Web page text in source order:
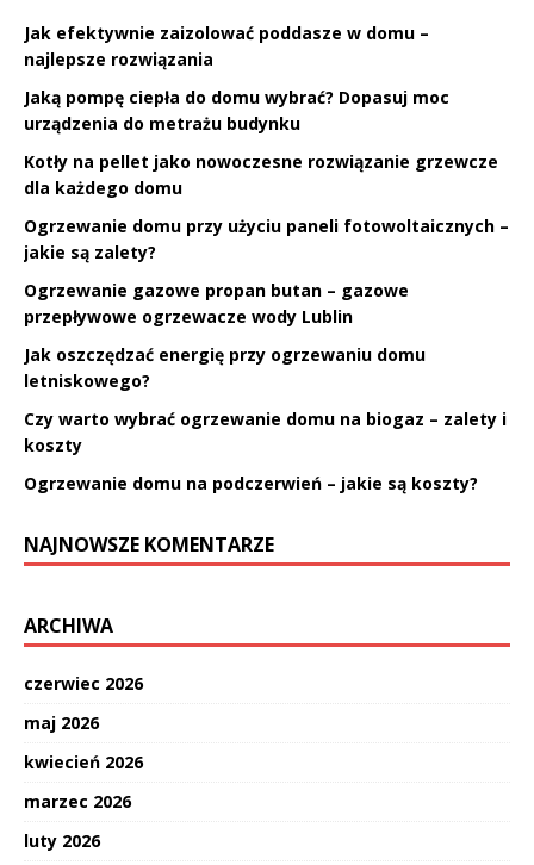
Jak efektywnie zaizolować poddasze w domu –
najlepsze rozwiązania
Jaką pompę ciepła do domu wybrać? Dopasuj moc
urządzenia do metrażu budynku
Kotły na pellet jako nowoczesne rozwiązanie grzewcze
dla każdego domu
Ogrzewanie domu przy użyciu paneli fotowoltaicznych –
jakie są zalety?
Ogrzewanie gazowe propan butan – gazowe
przepływowe ogrzewacze wody Lublin
Jak oszczędzać energię przy ogrzewaniu domu
letniskowego?
Czy warto wybrać ogrzewanie domu na biogaz – zalety i
koszty
Ogrzewanie domu na podczerwień – jakie są koszty?
NAJNOWSZE KOMENTARZE
ARCHIWA
czerwiec 2026
maj 2026
kwiecień 2026
marzec 2026
luty 2026